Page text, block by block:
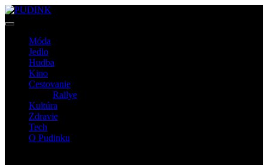
Móda
Jedlo
Hudba
Kino
Cestovanie
Rallye
Kultúra
Zdravie
Tech
O Pudinku